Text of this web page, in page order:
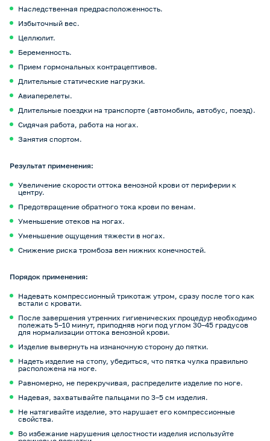
Наследственная предрасположенность.
Избыточный вес.
Целлюлит.
Беременность.
Прием гормональных контрацептивов.
Длительные статические нагрузки.
Авиаперелеты.
Длительные поездки на транспорте (автомобиль, автобус, поезд).
Сидячая работа, работа на ногах.
Занятия спортом.
Результат применения:
Увеличение скорости оттока венозной крови от периферии к
центру.
Предотвращение обратного тока крови по венам.
Уменьшение отеков на ногах.
Уменьшение ощущения тяжести в ногах.
Снижение риска тромбоза вен нижних конечностей.
Порядок применения:
Надевать компрессионный трикотаж утром, сразу после того как
встали с кровати.
После завершения утренних гигиенических процедур необходимо
полежать 5–10 минут, приподняв ноги под углом 30–45 градусов
для нормализации оттока венозной крови.
Изделие вывернуть на изнаночную сторону до пятки.
Надеть изделие на стопу, убедиться, что пятка чулка правильно
расположена на ноге.
Равномерно, не перекручивая, распределите изделие по ноге.
Надевая, захватывайте пальцами по 3–5 см изделия.
Не натягивайте изделие, это нарушает его компрессионные
свойства.
Во избежание нарушения целостности изделия используйте